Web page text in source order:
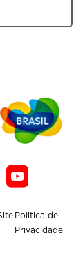
Politica de
Privacidade